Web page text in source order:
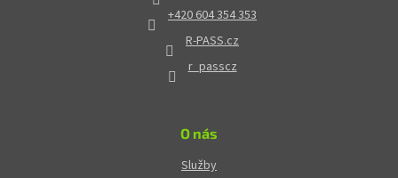
+420 604 354 353
R-PASS.cz
r_passcz
O nás
Služby